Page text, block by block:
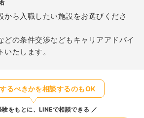
から入職したい施設をお選びくださ
どの条件交渉などもキャリアアドバイ
たします。
るべきかを相談するのもOK
験をもとに、LINEで相談できる